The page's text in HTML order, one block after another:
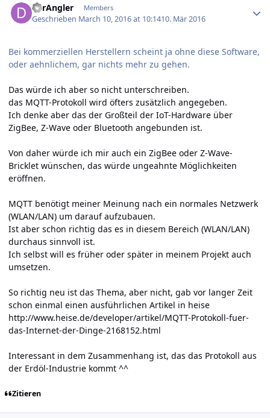
derAngler Members
Geschrieben March 10, 2016 at 10:1410. Mär 2016
Bei kommerziellen Herstellern scheint ja ohne diese Software,
oder aehnlichem, gar nichts mehr zu gehen.
Das würde ich aber so nicht unterschreiben.
das MQTT-Protokoll wird öfters zusätzlich angegeben.
Ich denke aber das der Großteil der IoT-Hardware über
ZigBee, Z-Wave oder Bluetooth angebunden ist.
Von daher würde ich mir auch ein ZigBee oder Z-Wave-
Bricklet wünschen, das würde ungeahnte Möglichkeiten
eröffnen.
MQTT benötigt meiner Meinung nach ein normales Netzwerk
(WLAN/LAN) um darauf aufzubauen.
Ist aber schon richtig das es in diesem Bereich (WLAN/LAN)
durchaus sinnvoll ist.
Ich selbst will es früher oder später in meinem Projekt auch
umsetzen.
So richtig neu ist das Thema, aber nicht, gab vor langer Zeit
schon einmal einen ausführlichen Artikel in heise
http://www.heise.de/developer/artikel/MQTT-Protokoll-fuer-
das-Internet-der-Dinge-2168152.html
Interessant in dem Zusammenhang ist, das das Protokoll aus
der Erdöl-Industrie kommt ^^
Zitieren